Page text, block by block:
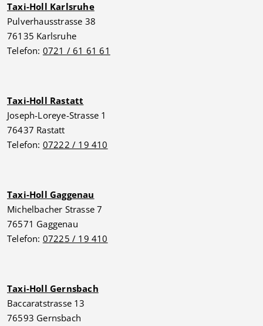
Taxi-Holl Karlsruhe
Pulverhausstrasse 38
76135 Karlsruhe
Telefon: 0721 / 61 61 61
Taxi-Holl Rastatt
Joseph-Loreye-Strasse 1
76437 Rastatt
Telefon: 07222 / 19 410
Taxi-Holl Gaggenau
Michelbacher Strasse 7
76571 Gaggenau
Telefon: 07225 / 19 410
Taxi-Holl Gernsbach
Baccaratstrasse 13
76593 Gernsbach